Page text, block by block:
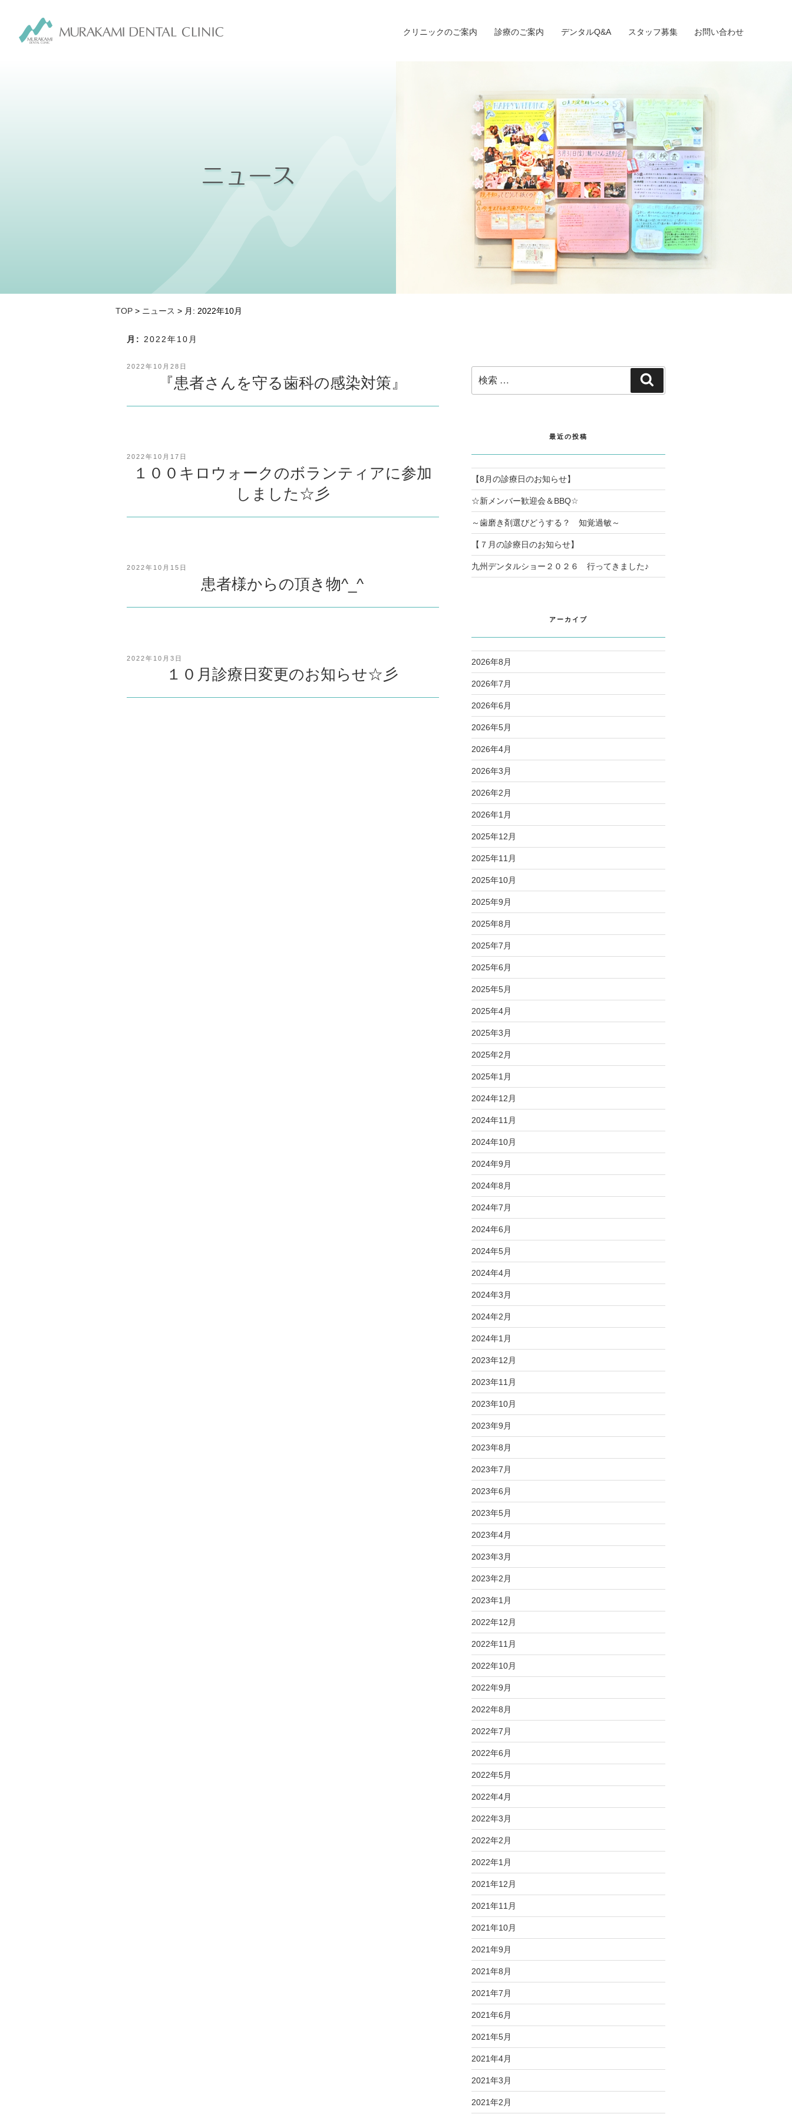
クリニックのご案内 診療のご案内 デンタルQ&A スタッフ募集 お問い合わせ
TOP > ニュース > 月: 2022年10月
月: 2022年10月
投
2022年10月28日
『患者さんを守る歯科の感染対策』
投
2022年10月17日
１００キロウォークのボランティアに参加
しました☆彡
投
2022年10月15日
患者様からの頂き物^_^
投
2022年10月3日
１０月診療日変更のお知らせ☆彡
索:
索
最近の投稿
【8月の診療日のお知らせ】
☆新メンバー歓迎会＆BBQ☆
～歯磨き剤選びどうする？ 知覚過敏～
【７月の診療日のお知らせ】
九州デンタルショー２０２６ 行ってきました♪
アーカイブ
2026年8月
2026年7月
2026年6月
2026年5月
2026年4月
2026年3月
2026年2月
2026年1月
2025年12月
2025年11月
2025年10月
2025年9月
2025年8月
2025年7月
2025年6月
2025年5月
2025年4月
2025年3月
2025年2月
2025年1月
2024年12月
2024年11月
2024年10月
2024年9月
2024年8月
2024年7月
2024年6月
2024年5月
2024年4月
2024年3月
2024年2月
2024年1月
2023年12月
2023年11月
2023年10月
2023年9月
2023年8月
2023年7月
2023年6月
2023年5月
2023年4月
2023年3月
2023年2月
2023年1月
2022年12月
2022年11月
2022年10月
2022年9月
2022年8月
2022年7月
2022年6月
2022年5月
2022年4月
2022年3月
2022年2月
2022年1月
2021年12月
2021年11月
2021年10月
2021年9月
2021年8月
2021年7月
2021年6月
2021年5月
2021年4月
2021年3月
2021年2月